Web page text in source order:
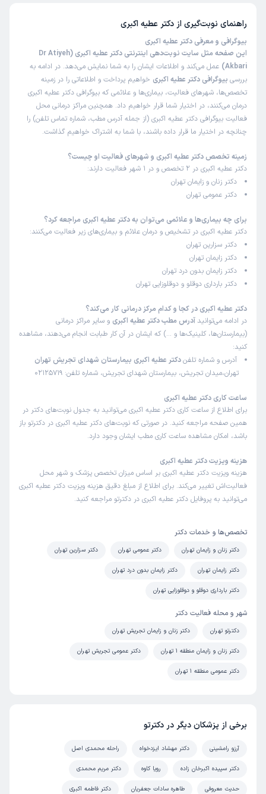
راهنمای نوبت‌گیری از دکتر عطیه اکبری
بیوگرافی و معرفی دکتر عطیه اکبری
این صفحه مثل سایت نوبت‌دهی اینترنتی دکتر عطیه اکبری (Dr Atiyeh
Akbari) عمل می‌کند و اطلاعات ایشان را به شما نمایش می‌دهد. در ادامه به
بررسی بیوگرافی دکتر عطیه اکبری خواهیم پرداخت و اطلاعاتی را در زمینه
تخصص‌ها، شهرهای فعالیت، بیماری‌ها و علائمی که بیوگرافی دکتر عطیه اکبری
درمان می‌کنند، در اختیار شما قرار خواهیم داد. همچنین مراکز درمانی محل
فعالیت بیوگرافی دکتر عطیه اکبری (از جمله آدرس مطب، شماره تماس تلفن) را
چنانچه در اختیار ما قرار داده باشند، با شما به اشتراک خواهیم گذاشت.
زمینه تخصص دکتر عطیه اکبری و شهرهای فعالیت او چیست؟
دکتر عطیه اکبری در 2 تخصص و در 1 شهر فعالیت دارند:
دکتر زنان و زایمان تهران
دکتر عمومی تهران
برای چه بیماری‌ها و علائمی می‌توان به دکتر عطیه اکبری مراجعه کرد؟
دکتر عطیه اکبری در تشخیص و درمان علائم و بیماری‌های زیر فعالیت می‌کنند:
دکتر سزارین تهران
دکتر زایمان تهران
دکتر زایمان بدون درد تهران
دکتر بارداری دوقلو و دوقلوزایی تهران
دکتر عطیه اکبری در کجا و کدام مرکز درمانی کار می‌کند؟
در ادامه می‌توانید آدرس مطب دکتر عطیه اکبری و سایر مراکز درمانی
(بیمارستان‌ها، کلینیک‌ها و …) که ایشان در آن کار طبابت انجام می‌دهند، مشاهده
کنید:
آدرس و شماره تلفندکتر عطیه اکبری بیمارستان شهدای تجریش تهران
تهران،میدان تجریش، بیمارستان شهدای تجریش، شماره تلفن: 02125719
ساعت کاری دکتر عطیه اکبری
برای اطلاع از ساعت کاری دکتر عطیه اکبری می‌توانید به جدول نوبت‌های دکتر در
همین صفحه مراجعه کنید. در صورتی که نوبت‌های دکتر عطیه اکبری در دکترتو باز
باشد، امکان مشاهده ساعت کاری مطب ایشان وجود دارد.
هزینه ویزیت دکتر عطیه اکبری
هزینه ویزیت دکتر عطیه اکبری بر اساس میزان تخصص پزشک و شهر محل
فعالیت‌اش تغییر می‌کند. برای اطلاع از مبلغ دقیق هزینه ویزیت دکتر عطیه اکبری
می‌توانید به پروفایل دکتر عطیه اکبری در دکترتو مراجعه کنید.
تخصص‌ها و خدمات دکتر
دکتر زنان و زایمان تهران دکتر عمومی تهران دکتر سزارین تهران
دکتر زایمان تهران دکتر زایمان بدون درد تهران
دکتر بارداری دوقلو و دوقلوزایی تهران
شهر و محله فعالیت دکتر
دکترتو تهران دکتر زنان و زایمان تجریش تهران
دکتر زنان و زایمان منطقه 1 تهران دکتر عمومی تجریش تهران
دکتر عمومی منطقه 1 تهران
برخی از پزشکان دیگر در دکترتو
آرزو رامشینی دکتر مهشاد ایزدخواه راحله محمدی اصل
دکتر سپیده اکبرخان زاده رویا کاوه دکتر مریم محمدی
حدیث معروفی طاهره سادات جعفریان دکتر فاطمه اکبری